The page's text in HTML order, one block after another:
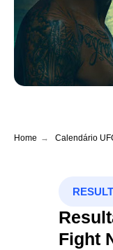
Home → Calendário
Fight